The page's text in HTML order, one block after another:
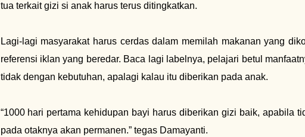
tua terkait gizi si anak harus terus ditingkatkan.
Lagi-lagi masyarakat harus cerdas dalam memilah makanan yang
referensi iklan yang beredar. Baca lagi labelnya, pelajari betul
tidak dengan kebutuhan, apalagi kalau itu diberikan pada anak.
“1000 hari pertama kehidupan bayi harus diberikan gizi baik, apabila
pada otaknya akan permanen.” tegas Damayanti.